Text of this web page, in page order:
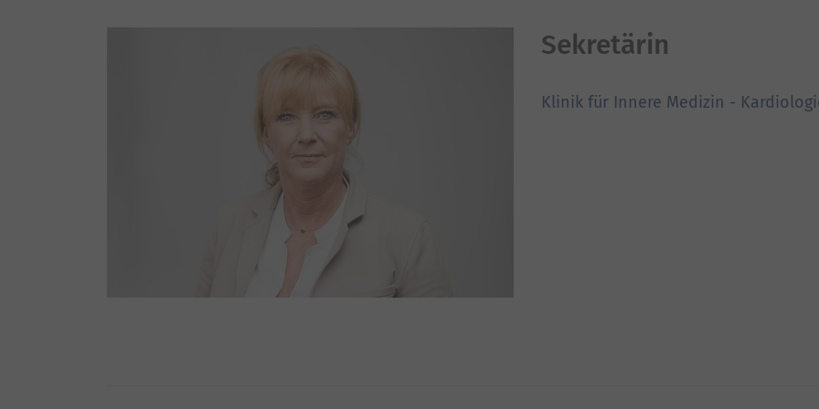
Sekretärin
Klinik für Innere Medizin -